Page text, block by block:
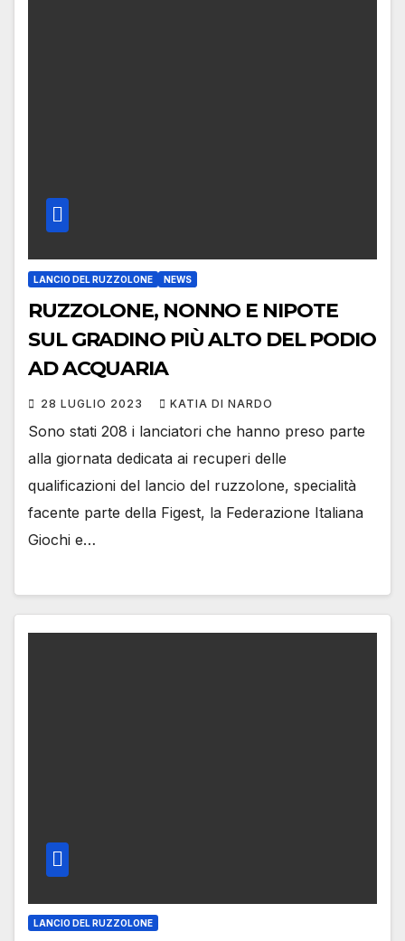
LANCIO DEL RUZZOLONE NEWS
RUZZOLONE, NONNO E NIPOTE
SUL GRADINO PIÙ ALTO DEL PODIO
AD ACQUARIA
28 LUGLIO 2023 KATIA DI NARDO
Sono stati 208 i lanciatori che hanno preso parte
alla giornata dedicata ai recuperi delle
qualificazioni del lancio del ruzzolone, specialità
facente parte della Figest, la Federazione Italiana
Giochi e…
LANCIO DEL RUZZOLONE